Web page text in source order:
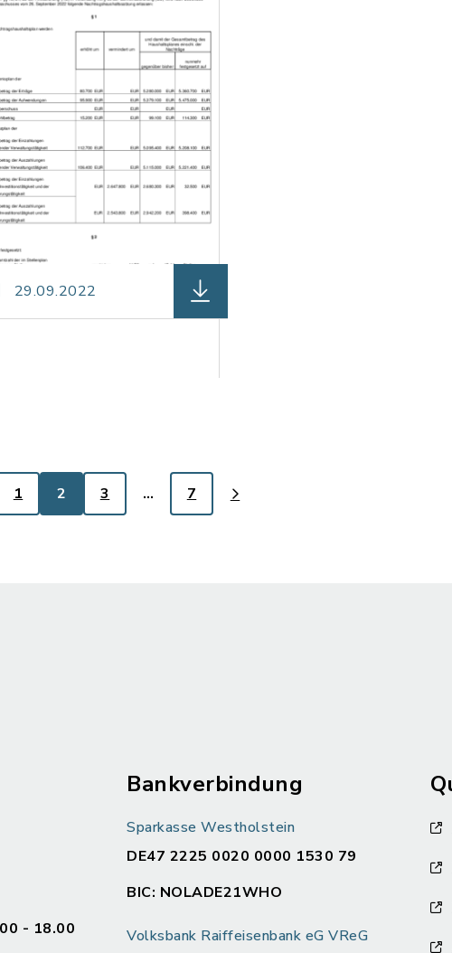
be_66_-_Amt_-
29.09.2022
herunterladen (Dateiname:
1 2 3 … 7
- 18.00
Bankverbindung
Sparkasse Westholstein
DE47 2225 0020 0000 1530 79
BIC: NOLADE21WHO
Volksbank Raiffeisenbank eG VReG